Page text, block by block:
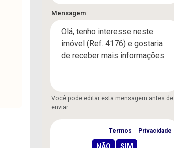
Mensagem
Você pode editar esta mensagem antes de
enviar.
Termos Privacidade